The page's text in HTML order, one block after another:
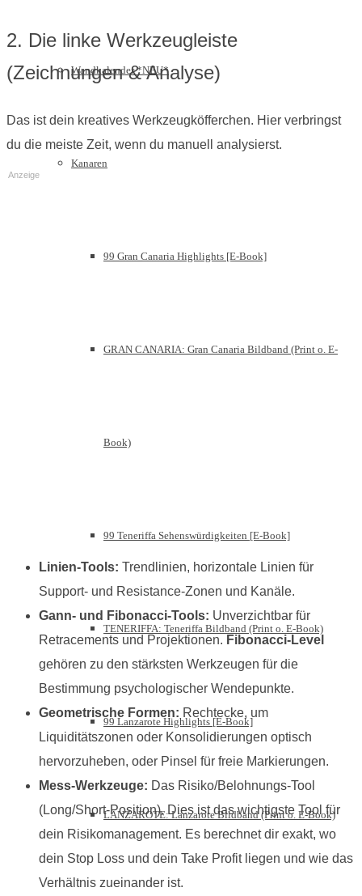
Wandkalender *NEU*
Kanaren
99 Gran Canaria Highlights [E-Book]
GRAN CANARIA: Gran Canaria Bildband (Print o. E-
Book)
99 Teneriffa Sehenswürdigkeiten [E-Book]
TENERIFFA: Teneriffa Bildband (Print o. E-Book)
99 Lanzarote Highlights [E-Book]
LANZAROTE: Lanzarote Bildband (Print o. E-Book)
2. Die linke Werkzeugleiste
(Zeichnungen & Analyse)
Das ist dein kreatives Werkzeugköfferchen. Hier verbringst
du die meiste Zeit, wenn du manuell analysierst.
Anzeige
Linien-Tools: Trendlinien, horizontale Linien für
Support- und Resistance-Zonen und Kanäle.
Gann- und Fibonacci-Tools: Unverzichtbar für
Retracements und Projektionen. Fibonacci-Level
gehören zu den stärksten Werkzeugen für die
Bestimmung psychologischer Wendepunkte.
Geometrische Formen: Rechtecke, um
Liquiditätszonen oder Konsolidierungen optisch
hervorzuheben, oder Pinsel für freie Markierungen.
Mess-Werkzeuge: Das Risiko/Belohnungs-Tool
(Long/Short-Position). Dies ist das wichtigste Tool für
dein Risikomanagement. Es berechnet dir exakt, wo
dein Stop Loss und dein Take Profit liegen und wie das
Verhältnis zueinander ist.